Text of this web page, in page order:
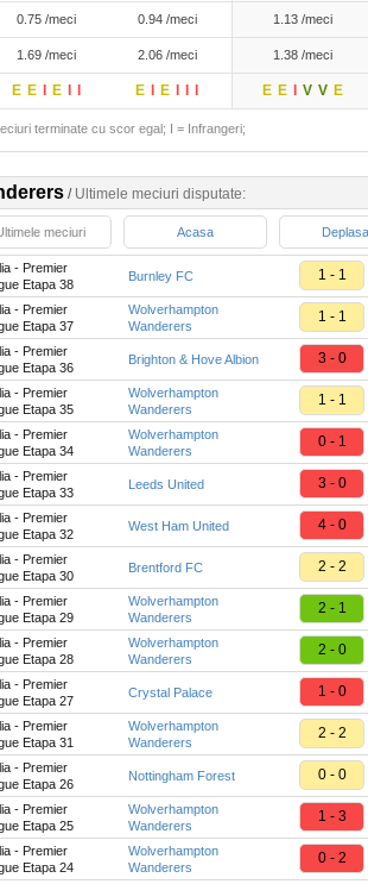
0.75 /meci 0.94 /meci 1.13 /meci
1.69 /meci 2.06 /meci 1.38 /meci
E E E E E E E V V E
terminate cu scor egal; I = Infrangeri;
/ Ultimele meciuri disputate:
meciuri Acasa
- Premier
Etapa 38
Burnley FC 1 - 1
- Premier
Etapa 37
Wolverhampton
Wanderers
1 - 1
- Premier
Etapa 36
Brighton & Hove Albion 3 - 0
- Premier
Etapa 35
Wolverhampton
Wanderers
1 - 1
- Premier
Etapa 34
Wolverhampton
Wanderers
0 - 1
- Premier
Etapa 33
Leeds United 3 - 0
- Premier
Etapa 32
West Ham United 4 - 0
- Premier
Etapa 30
Brentford FC 2 - 2
- Premier
Etapa 29
Wolverhampton
Wanderers
2 - 1
- Premier
Etapa 28
Wolverhampton
Wanderers
2 - 0
- Premier
Etapa 27
Crystal Palace 1 - 0
- Premier
Etapa 31
Wolverhampton
Wanderers
2 - 2
- Premier
Etapa 26
Nottingham Forest 0 - 0
- Premier
Etapa 25
Wolverhampton
Wanderers
1 - 3
- Premier
Etapa 24
Wolverhampton
Wanderers
0 - 2